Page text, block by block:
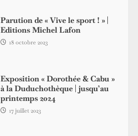
Parution de « Vive le sport ! » |
Editions Michel Lafon
18 octobre 2023
Exposition « Dorothée & Cabu »
à la Duduchothèque | jusqu’au
printemps 2024
17 juillet 2023